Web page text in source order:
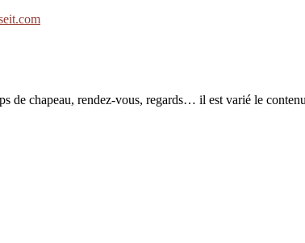
de chapeau, rendez-vous, regards… il est varié le